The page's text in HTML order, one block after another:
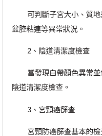
可判斷子宮大小、質地
盆腔粘連等異常狀況。
2、陰道清潔度檢查
當發現白帶顏色異常並
陰道清潔度檢查。
3、宮頸癌篩查
宮頸防癌篩查基本的檢